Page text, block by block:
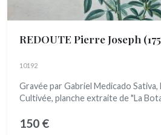
REDOUTE Pierre Joseph
10192
Gravée par Gabriel Medicado Sativa,
Cultivée, planche extraite de "La
150 €